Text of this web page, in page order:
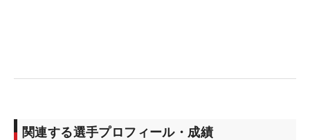
関連する選手プロフィール・成績